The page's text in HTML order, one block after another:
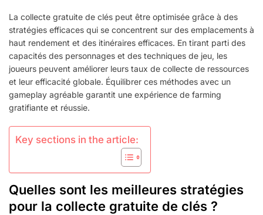
GRATUITES
:
ITINÉRAIRES
EFFICACES,
CAPACITÉS
PERSONNAGES,
TECHNIQUES
La collecte gratuite de clés peut être optimisée grâce à des
stratégies efficaces qui se concentrent sur des emplacements à
haut rendement et des itinéraires efficaces. En tirant parti des
capacités des personnages et des techniques de jeu, les
joueurs peuvent améliorer leurs taux de collecte de ressources
et leur efficacité globale. Équilibrer ces méthodes avec un
gameplay agréable garantit une expérience de farming
gratifiante et réussie.
Key sections in the article:
Quelles sont les meilleures stratégies
pour la collecte gratuite de clés ?